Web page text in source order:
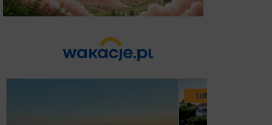
Lato 2026